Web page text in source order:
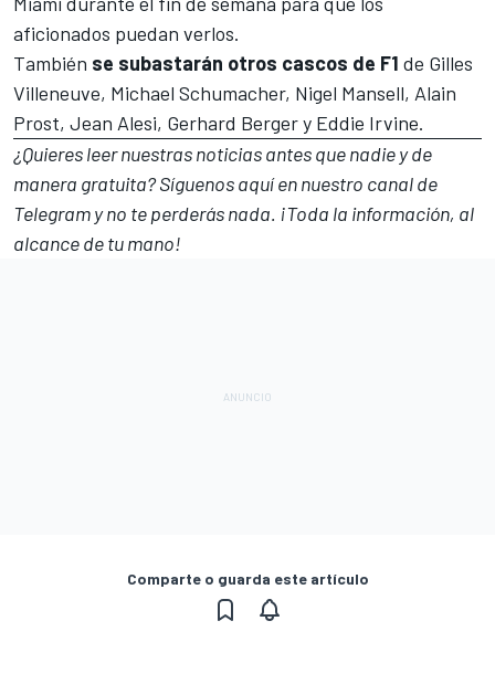
aficionados puedan verlos.
También se subastarán otros cascos de F1 de Gilles
Villeneuve, Michael Schumacher, Nigel Mansell, Alain
Prost, Jean Alesi, Gerhard Bergery Eddie Irvine.
¿Quieres leer nuestras noticias antes que nadie y de
manera gratuita? Síguenosaquí en nuestro canal de
Telegramy no te perderás nada. ¡Toda la información, al
alcance de tu mano!
Comparte o guarda este artículo